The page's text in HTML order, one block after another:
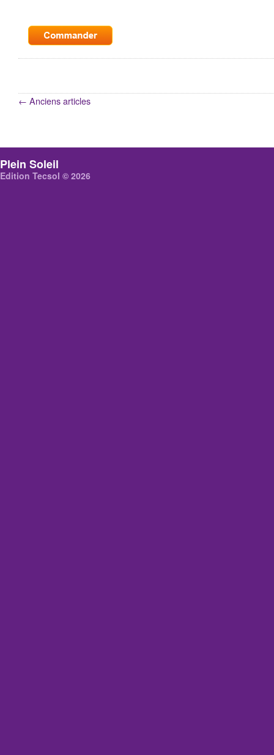
← Anciens articles
Plein Soleil
Edition Tecsol © 2026